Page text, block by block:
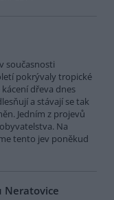
současnosti
pokrývaly tropické
dřeva dnes
a stávají se tak
Jedním z projevů
Na
tento jev poněkud
Neratovice